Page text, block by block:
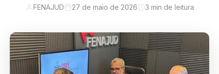
FENAJUD 27 de maio de 2026 3 min de leitura